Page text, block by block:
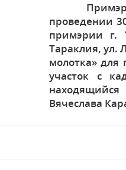
Примэрия
проведении
примэрии г.
Тараклия,
молотка»
участок с
Вячеслава